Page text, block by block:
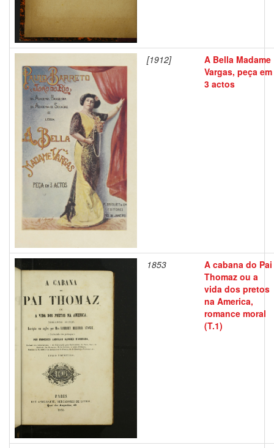
[1912]
A Bella Madame
Vargas, peça em
3 actos
1853
A cabana do Pai
Thomaz ou a
vida dos pretos
na America,
romance moral
(T.1)